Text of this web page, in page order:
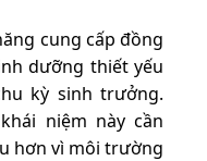
cung cấp đồng
dưỡng thiết yếu
kỳ sinh trưởng.
niệm này cần
hơn vì môi trường